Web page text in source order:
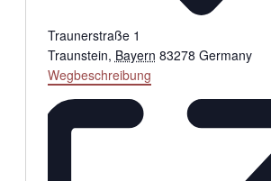
Traunerstraße 1
Traunstein, Bayern 83278 Germany
Wegbeschreibung